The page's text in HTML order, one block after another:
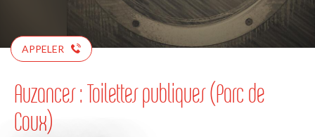
APPELER
Auzances : Toilettes publiques (Parc de
Coux)